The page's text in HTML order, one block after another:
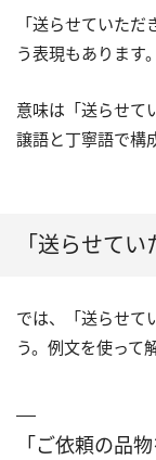
「送らせていた
う表現もあります。
意味は「送らせて
譲語と丁寧語で構
「送らせて
では、「送らせて
う。例文を使って
「ご依頼の品